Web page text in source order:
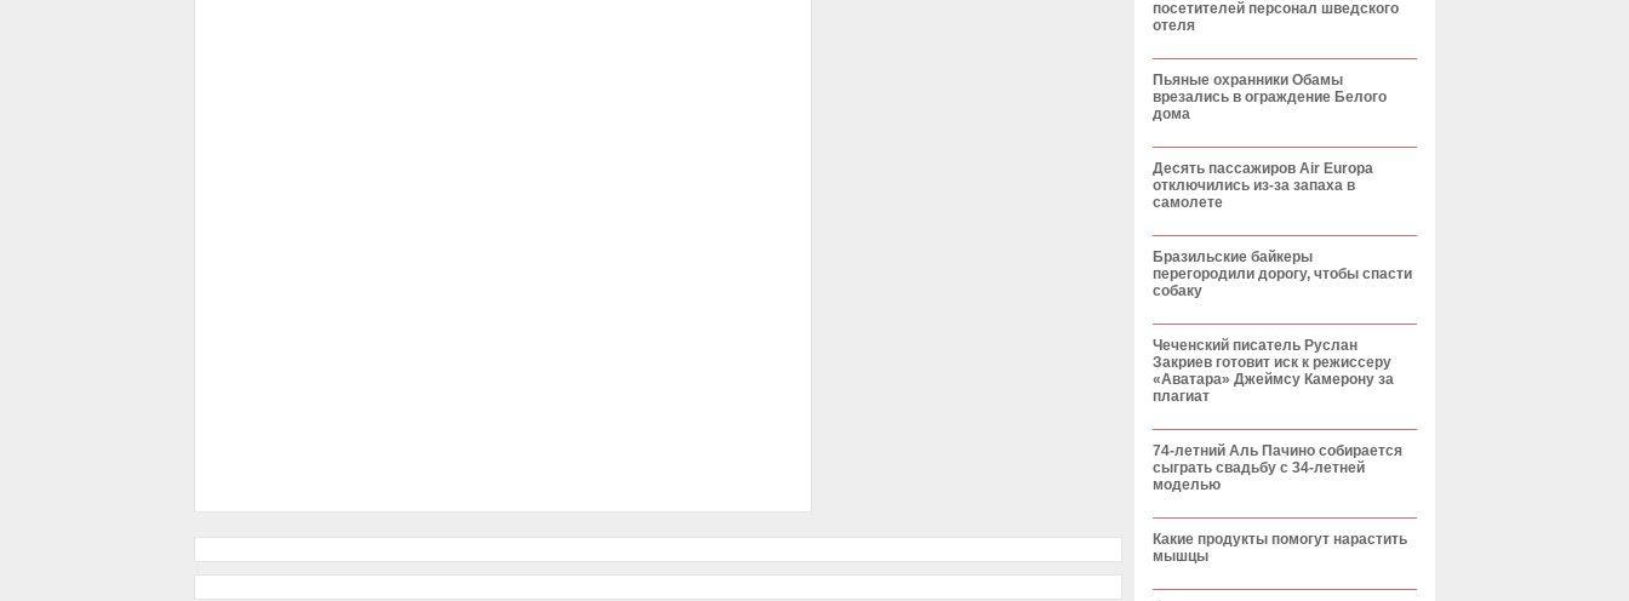
посетителей персонал шведского
отеля
Пьяные охранники Обамы
врезались в ограждение Белого
дома
Десять пассажиров Air Europa
отключились из-за запаха в
самолете
Бразильские байкеры
перегородили дорогу, чтобы спасти
собаку
Чеченский писатель Руслан
Закриев готовит иск к режиссеру
«Аватара» Джеймсу Камерону за
плагиат
74-летний Аль Пачино собирается
сыграть свадьбу с 34-летней
моделью
Какие продукты помогут нарастить
мышцы